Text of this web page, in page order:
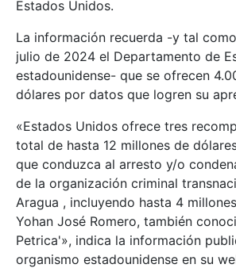
Estados Unidos.
La información recuerda -y tal
julio de 2024 el Departamento de
estadounidense- que se ofrecen
dólares por datos que logren su
«Estados Unidos ofrece tres
total de hasta 12 millones de
que conduzca al arresto y/o
de la organización criminal
Aragua , incluyendo hasta 4
Yohan José Romero, también
Petrica'», indica la información
organismo estadounidense en su